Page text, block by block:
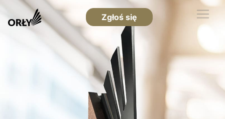
Zgłoś się